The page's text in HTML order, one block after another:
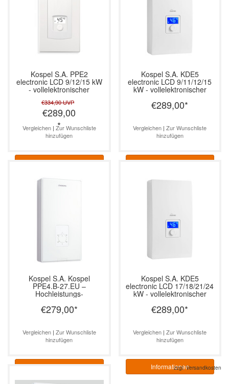
Kospel S.A. PPE2
electronic LCD 9/12/15 kW
- vollelektronischer
€334,90UVP
€289,00
*
Vergleichen| Zur Wunschliste
hinzufügen
Informationen
Kospel S.A. KDE5
electronic LCD 9/11/12/15
kW - vollelektronischer
€289,00*
Vergleichen |Zur Wunschliste
hinzufügen
Informationen
Kospel S.A. Kospel
PPE4.B-27.EU –
Hochleistungs-
Durchlauferhitzer
elektronisch, 27 kW
€279,00*
Vergleichen| Zur Wunschliste
hinzufügen
Informationen
Kospel S.A. KDE5
electronic LCD 17/18/21/24
kW - vollelektronischer
€289,00*
Vergleichen |Zur Wunschliste
hinzufügen
Informationen
zzgl.Versandkosten